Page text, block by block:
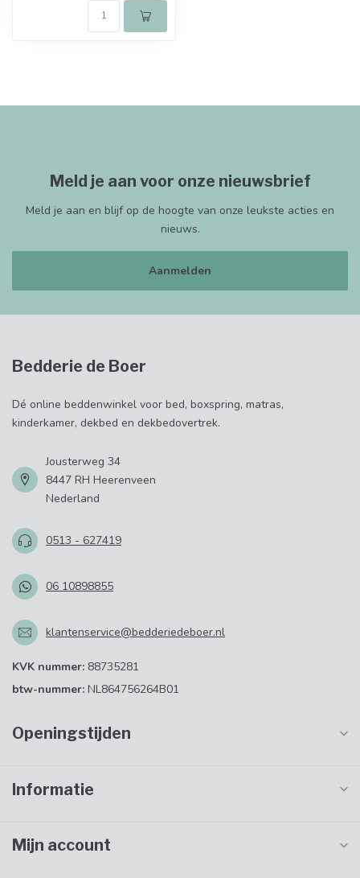
Meld je aan voor onze nieuwsbrief
Meld je aan en blijf op de hoogte van onze leukste acties en
nieuws.
Aanmelden
Bedderie de Boer
Dé online beddenwinkel voor bed, boxspring, matras,
kinderkamer, dekbed en dekbedovertrek.
Jousterweg 34
8447 RH Heerenveen
Nederland
0513 - 627419
06 10898855
klantenservice@bedderiedeboer.nl
KVK nummer: 88735281
btw-nummer: NL864756264B01
Openingstijden
Informatie
Mijn account